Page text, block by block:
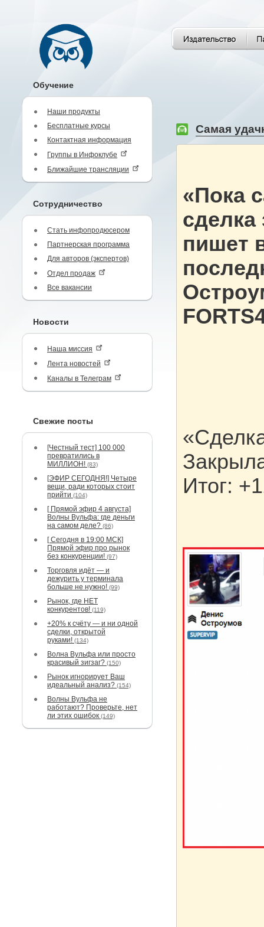
Обучение
Наши продукты
Бесплатные курсы
Контактная информация
Группы в Инфоклубе
Ближайшие трансляции
Сотрудничество
Стать инфопродюсером
Партнерская программа
Для авторов (экспертов)
Отдел продаж
Все вакансии
Новости
Наша миссия
Лента новостей
Каналы в Телеграм
Свежие посты
[Честный тест] 100 000
превратились в
МИЛЛИОН! (83)
[ЭФИР СЕГОДНЯ!] Четыре
вещи, ради которых стоит
прийти (104)
[ Прямой эфир 4 августа]
Волны Вульфа: где деньги
на самом деле? (86)
[ Сегодня в 19:00 МСК]
Прямой эфир про рынок
без конкуренции! (97)
Торговля идёт — и
дежурить у терминала
больше не нужно! (99)
Рынок, где НЕТ
конкурентов! (119)
+20% к счёту — и ни одной
сделки, открытой
руками! (134)
Волна Вульфа или просто
красивый зигзаг? (150)
Рынок игнорирует Ваш
идеальный анализ? (154)
Волны Вульфа не
работают? Проверьте, нет
ли этих ошибок (149)
Самая
«Пока
пишет
Итог: